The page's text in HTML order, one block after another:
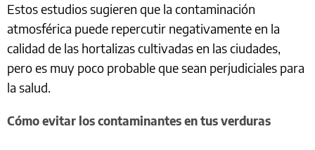
Estos estudios sugieren que la contaminación
atmosférica puede repercutir negativamente en la
calidad de las hortalizas cultivadas en las ciudades,
pero es muy poco probable que sean perjudiciales para
la salud.
Cómo evitar los contaminantes en tus verduras